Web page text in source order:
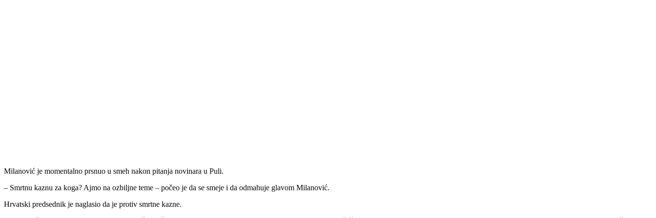
Milanović je momentalno prsnuo u smeh nakon pitanja novinara u Puli.
– Smrtnu kaznu za koga? Ajmo na ozbiljne teme – počeo je da se smeje i da odmahuje glavom Milanović.
Hrvatski predsednik je naglasio da je protiv smrtne kazne.